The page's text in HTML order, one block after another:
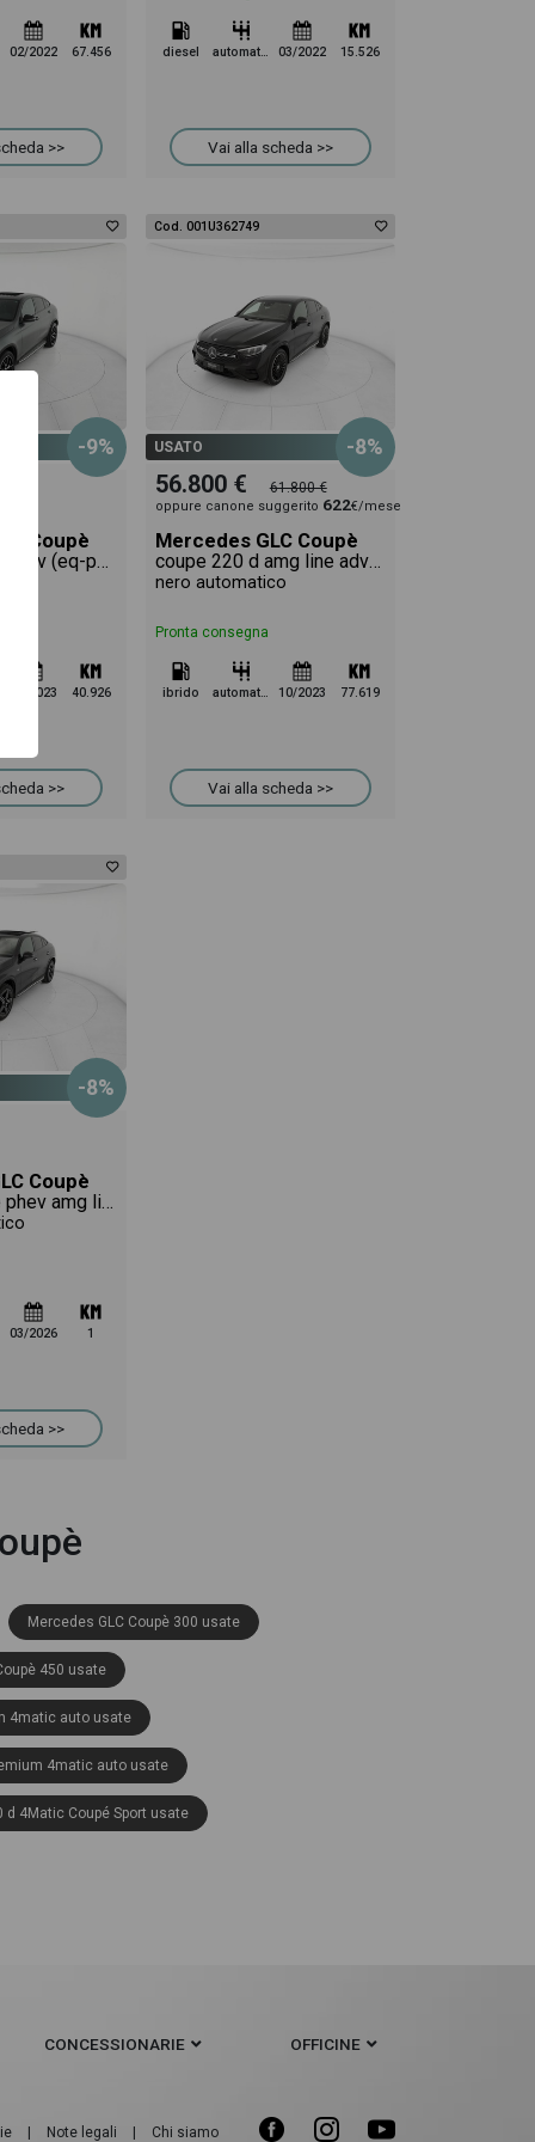
02/2022 67.456
>>
diesel automatico 03/2022 15.526
Vai alla scheda >>
-9%
Coupè
03/2023 40.926
>>
Cod. 001U362749
USATO -8%
56.800 € 61.800 €
oppure canone suggerito 622€/mese
Mercedes GLC Coupè
coupe 220 d amg line advanced 4matic auto
nero automatico
Pronta consegna
ibrido automatico 10/2023 77.619
Vai alla scheda >>
-8%
Coupè
03/2026 1
>>
Mercedes GLC Coupè 300 usate
450 usate
4matic auto usate
4matic auto usate
d 4Matic Coupé Sport usate
4matic auto usate
4matic auto usate
CONCESSIONARIE OFFICINE
| Note legali | Chi siamo